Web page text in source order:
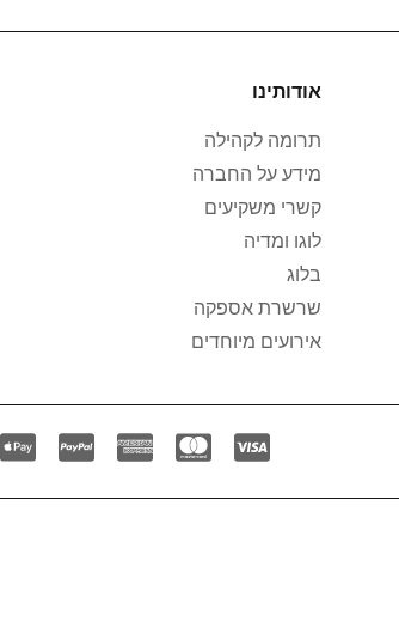
אודותינו
תרומה לקהילה
מידע על החברה
קשרי משקיעים
לוגו ומדיה
בלוג
שרשרת אספקה
אירועים מיוחדים